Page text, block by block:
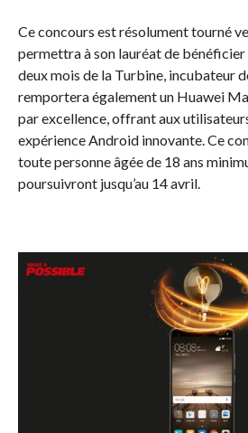
Ce concours est résolument tourné
permettra à son lauréat de bénéficier
deux mois de la Turbine, incubateur
remportera également un Huawei
par excellence, offrant aux
expérience Android innovante. Ce
toute personne âgée de 18 ans
poursuivront jusqu’au 14 avril.